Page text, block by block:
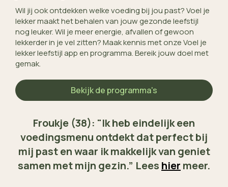
Wil jij ook ontdekken welke voeding bij jou past? Voel je
lekker maakt het behalen van jouw gezonde leefstijl
nog leuker. Wil je meer energie, afvallen of gewoon
lekkerder in je vel zitten?Maak kennis met onze Voel je
lekker leefstijl app en programma. Bereik jouw doel met
gemak.
Bekijk de programma's
Froukje (38): "Ik heb eindelijk een
voedingsmenu ontdekt dat perfect bij
mij past en waar ik makkelijk van geniet
samen met mijn gezin.” Lees hier meer.